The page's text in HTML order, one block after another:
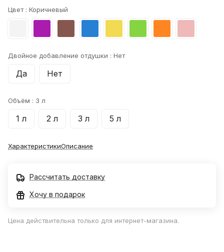
Цвет : Коричневый
Двойное добавление отдушки : Нет
Да Нет
Объём : 3 л
1 л 2 л 3 л 5 л
ХарактеристикиОписание
Рассчитать доставку
Хочу в подарок
Цена действительна только для интернет-магазина.